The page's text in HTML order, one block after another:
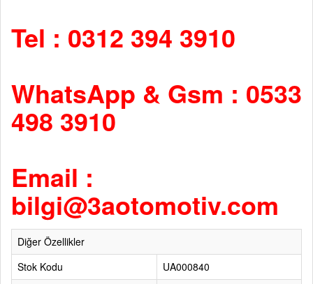
Tel : 0312 394 3910
WhatsApp & Gsm : 0533
498 3910
Email :
bilgi@3aotomotiv.com
Diğer Özellikler
Stok Kodu
UA000840